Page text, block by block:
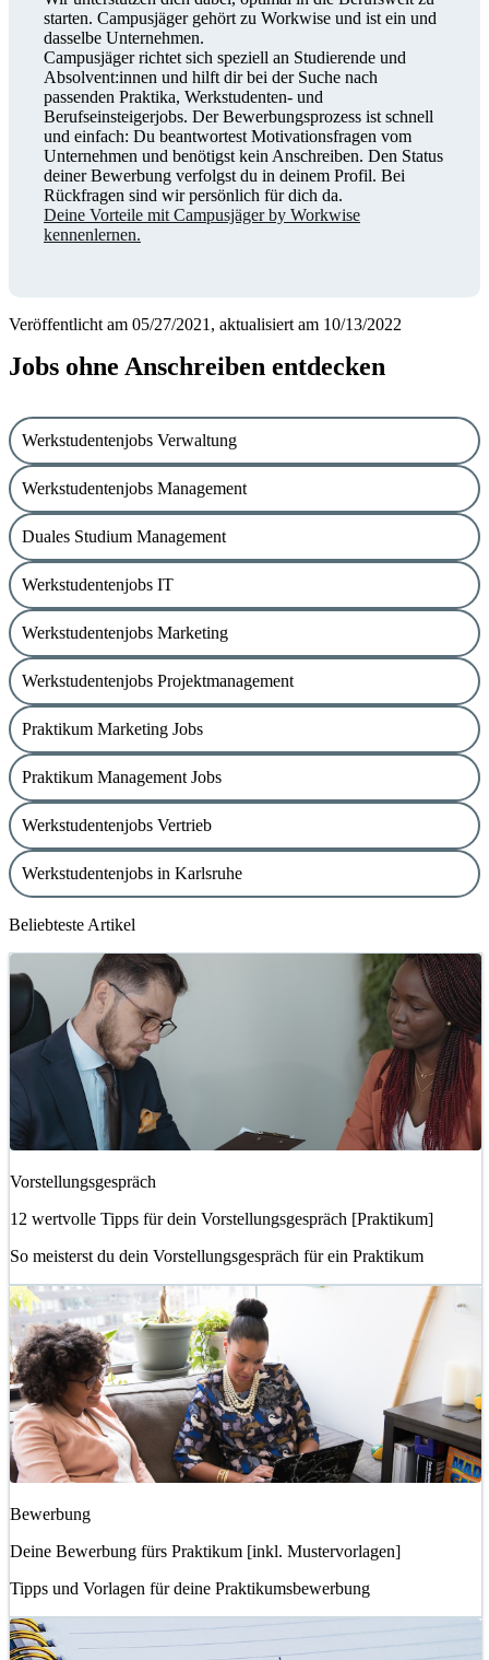
starten. Campusjäger gehört zu Workwise und ist ein und
dasselbe Unternehmen.
Campusjäger richtet sich speziell an Studierende und
Absolvent:innen und hilft dir bei der Suche nach
passenden Praktika, Werkstudenten- und
Berufseinsteigerjobs. Der Bewerbungsprozess ist schnell
und einfach: Du beantwortest Motivationsfragen vom
Unternehmen und benötigst kein Anschreiben. Den Status
deiner Bewerbung verfolgst du in deinem Profil. Bei
Rückfragen sind wir persönlich für dich da.
Deine Vorteile mit Campusjäger by Workwise
kennenlernen.
Veröffentlicht am 05/27/2021, aktualisiert am 10/13/2022
Jobs ohne Anschreiben entdecken
Werkstudentenjobs Verwaltung
Werkstudentenjobs Management
Duales Studium Management
Werkstudentenjobs IT
Werkstudentenjobs Marketing
Werkstudentenjobs Projektmanagement
Praktikum Marketing Jobs
Praktikum Management Jobs
Werkstudentenjobs Vertrieb
Werkstudentenjobs in Karlsruhe
Beliebteste Artikel
Vorstellungsgespräch
12 wertvolle Tipps für dein Vorstellungsgespräch [Praktikum]
So meisterst du dein Vorstellungsgespräch für ein Praktikum
Bewerbung
Deine Bewerbung fürs Praktikum [inkl. Mustervorlagen]
Tipps und Vorlagen für deine Praktikumsbewerbung